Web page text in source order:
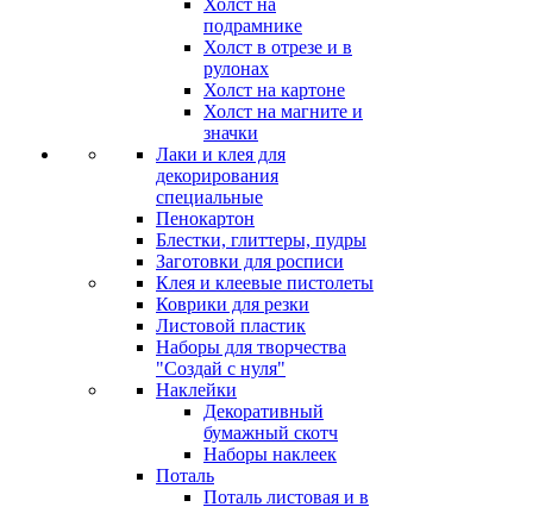
Холст на
подрамнике
Холст в отрезе и в
рулонах
Холст на картоне
Холст на магните и
значки
Лаки и клея для
декорирования
специальные
Пенокартон
Блестки, глиттеры, пудры
Заготовки для росписи
Клея и клеевые пистолеты
Коврики для резки
Листовой пластик
Наборы для творчества
"Создай с нуля"
Наклейки
Декоративный
бумажный скотч
Наборы наклеек
Поталь
Поталь листовая и в